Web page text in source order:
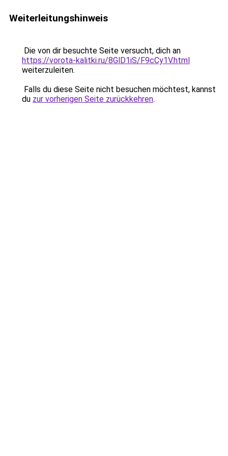
Weiterleitungshinweis
Die von dir besuchte Seite versucht, dich an
https://vorota-kalitki.ru/8GlD1iS/F9cCy1V.html
weiterzuleiten.
Falls du diese Seite nicht besuchen möchtest, kannst
du zur vorherigen Seite zurückkehren.